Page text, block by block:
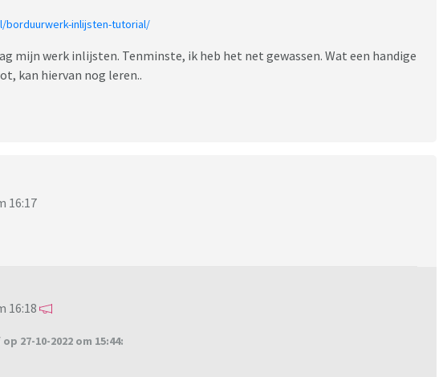
inlijsten-tutorial/
mijn werk inlijsten. Tenminste, ik heb het net gewassen. Wat een handige
kan hiervan nog leren..
16:17
16:18
27-10-2022 om 15:44: